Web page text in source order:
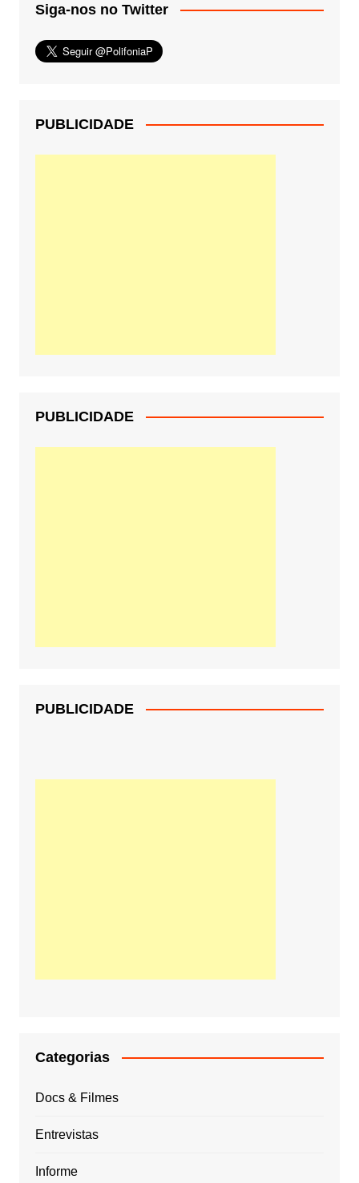
Siga-nos no Twitter
PUBLICIDADE
PUBLICIDADE
PUBLICIDADE
Categorias
Docs & Filmes
Entrevistas
Informe